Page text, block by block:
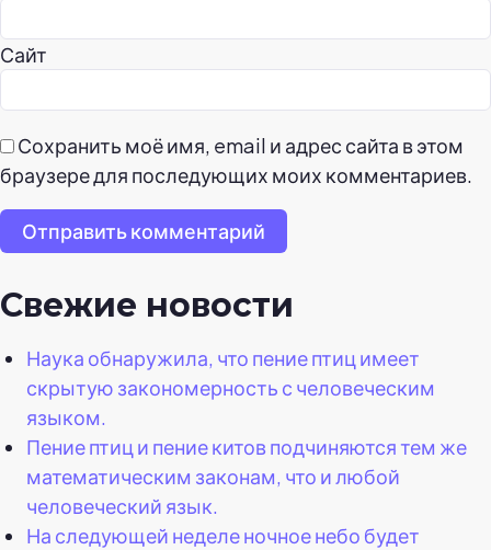
Сайт
Сохранить моё имя, email и адрес сайта в этом
браузере для последующих моих комментариев.
Отправить комментарий
Свежие новости
Наука обнаружила, что пение птиц имеет
скрытую закономерность с человеческим
языком.
Пение птиц и пение китов подчиняются тем же
математическим законам, что и любой
человеческий язык.
На следующей неделе ночное небо будет